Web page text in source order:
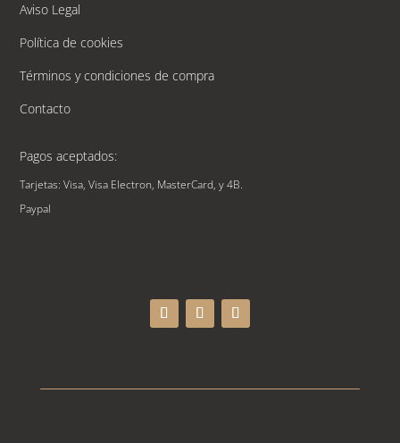
Aviso Legal
Política de cookies
Términos y condiciones de compra
Contacto
Pagos aceptados:
Tarjetas: Visa, Visa Electron, MasterCard, y 4B.
Paypal